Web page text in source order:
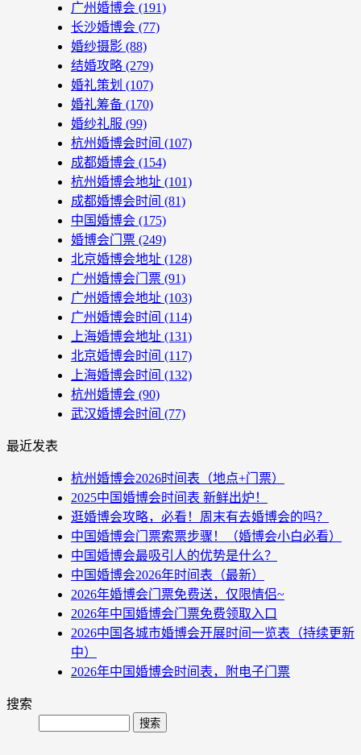
广州婚博会 (191)
长沙婚博会 (77)
婚纱摄影 (88)
结婚攻略 (279)
婚礼策划 (107)
婚礼筹备 (170)
婚纱礼服 (99)
杭州婚博会时间 (107)
成都婚博会 (154)
杭州婚博会地址 (101)
成都婚博会时间 (81)
中国婚博会 (175)
婚博会门票 (249)
北京婚博会地址 (128)
广州婚博会门票 (91)
广州婚博会地址 (103)
广州婚博会时间 (114)
上海婚博会地址 (131)
北京婚博会时间 (117)
上海婚博会时间 (132)
杭州婚博会 (90)
武汉婚博会时间 (77)
最近发表
杭州婚博会2026时间表（地点+门票）
2025中国婚博会时间表 新鲜出炉！
逛婚博会攻略，必看！周末有去婚博会的吗？
中国婚博会门票索票步骤！（婚博会小白必看）
中国婚博会最吸引人的优势是什么？
中国婚博会2026年时间表（最新）
2026年婚博会门票免费送，仅限情侣~
2026年中国婚博会门票免费领取入口
2026中国各城市婚博会开展时间一览表（持续更新
中）
2026年中国婚博会时间表，附电子门票
搜索